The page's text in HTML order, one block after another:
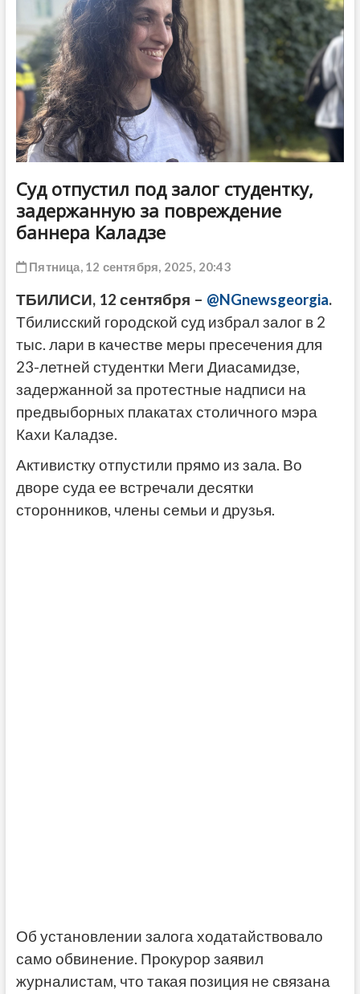
Суд отпустил под залог студентку,
задержанную за повреждение
баннера Каладзе
Пятница, 12 сентября, 2025, 20:43
ТБИЛИСИ, 12 сентября – @NGnewsgeorgia.
Тбилисский городской суд избрал залог в 2
тыс. лари в качестве меры пресечения для
23-летней студентки Меги Диасамидзе,
задержанной за протестные надписи на
предвыборных плакатах столичного мэра
Кахи Каладзе.
Активистку отпустили прямо из зала. Во
дворе суда ее встречали десятки
сторонников, члены семьи и друзья.
Об установлении залога ходатайствовало
само обвинение. Прокурор заявил
журналистам, что такая позиция не связана